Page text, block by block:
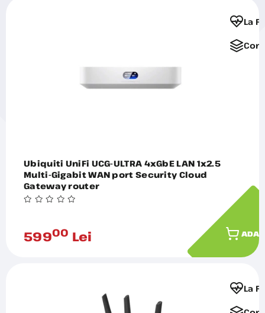
La
Ubiquiti UniFi UCG-ULTRA 4xGbE LAN 1x2.5
Multi-Gigabit WAN port Security Cloud
Gateway router
59900 Lei
La